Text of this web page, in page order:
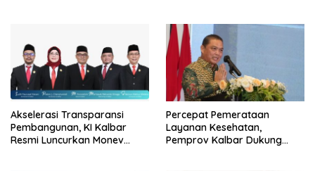
Akselerasi Transparansi
Pembangunan, KI Kalbar
Resmi Luncurkan Monev
Percepat Pemerataan
Layanan Kesehatan,
Pemprov Kalbar Dukung